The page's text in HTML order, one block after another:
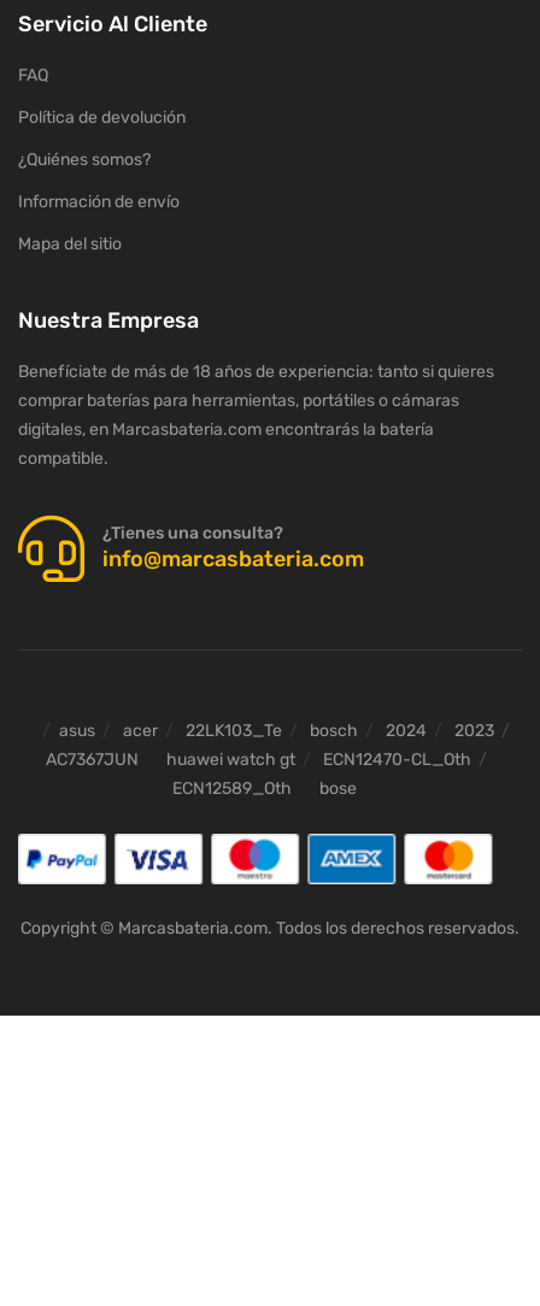
Servicio Al Cliente
FAQ
Política de devolución
¿Quiénes somos?
Información de envío
Mapa del sitio
Nuestra Empresa
Benefíciate de más de 18 años de experiencia: tanto si quieres
comprar baterías para herramientas, portátiles o cámaras
digitales, en Marcasbateria.com encontrarás la batería
compatible.
¿Tienes una consulta?
info@marcasbateria.com
asus acer 22LK103_Te bosch 2024
2023
AC7367JUN
huawei watch gt
ECN12470-CL_Oth
ECN12589_Oth
bose
Copyright © Marcasbateria.com. Todos los derechos reservados.